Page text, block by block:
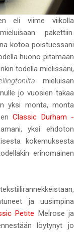
eli viime viikolla
pakettiin.
kotoa poistuessani
huono pitämään
todella mielissäni,
mieluisan
jo vuosien takaa
yksi monta, monta
Classic Durham -
yksi ehdoton
kokemuksesta
erinomainen
ja uusimpina
Petite Melrose ja
löytynyt jo